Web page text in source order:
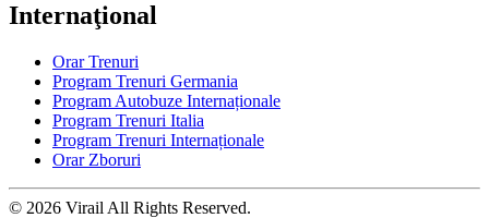
Internaţional
Orar Trenuri
Program Trenuri Germania
Program Autobuze Internaționale
Program Trenuri Italia
Program Trenuri Internaționale
Orar Zboruri
© 2026 Virail All Rights Reserved.